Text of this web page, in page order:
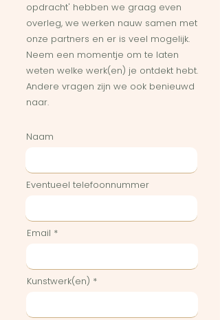
opdracht' hebben we graag even
overleg, we werken nauw samen met
onze partners en er is veel mogelijk.
Neem een momentje om te laten
weten welke werk(en) je ontdekt hebt.
Andere vragen zijn we ook benieuwd
naar.
Naam
Eventueel telefoonnummer
Email
Kunstwerk(en)